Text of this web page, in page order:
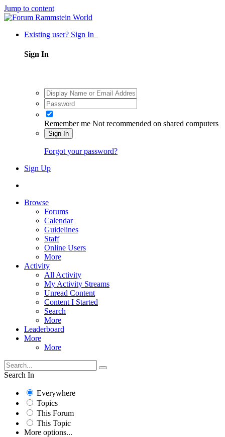
Jump to content
Existing user? Sign In
Sign In
Remember me Not recommended on shared computers
Sign In
Forgot your password?
Sign Up
Browse
Forums
Calendar
Guidelines
Staff
Online Users
More
Activity
All Activity
My Activity Streams
Unread Content
Content I Started
Search
More
Leaderboard
More
More
Search In
Everywhere
Topics
This Forum
This Topic
More options...